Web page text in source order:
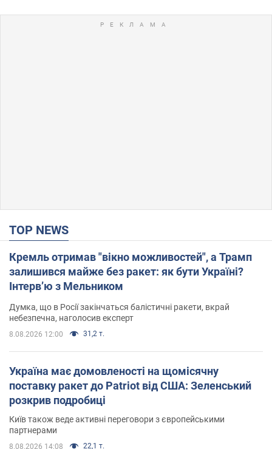
TOP NEWS
Кремль отримав "вікно можливостей", а Трамп
залишився майже без ракет: як бути Україні?
Інтерв’ю з Мельником
Думка, що в Росії закінчаться балістичні ракети, вкрай
небезпечна, наголосив експерт
8.08.2026 12:00 31,2 т.
Україна має домовленості на щомісячну
поставку ракет до Patriot від США: Зеленський
розкрив подробиці
Київ також веде активні переговори з європейськими
партнерами
8.08.2026 14:08 22,1 т.